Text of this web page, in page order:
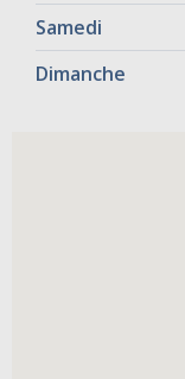
Samedi
Dimanche